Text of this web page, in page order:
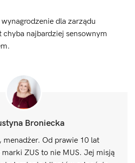
dla zarządu
chyba najbardziej sensownym
Broniecka
menadżer. Od prawie 10 lat
marki ZUS to nie MUS. Jej misją